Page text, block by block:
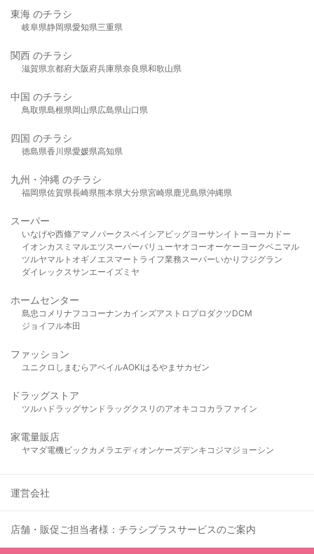
東海 のチラシ
岐阜県静岡県愛知県三重県
関西 のチラシ
滋賀県京都府大阪府兵庫県奈良県和歌山県
中国 のチラシ
鳥取県島根県岡山県広島県山口県
四国 のチラシ
徳島県香川県愛媛県高知県
九州・沖縄 のチラシ
福岡県佐賀県長崎県熊本県大分県宮崎県鹿児島県沖縄県
スーパー
いなげや西條アマノパークスベイシア ビッグヨーサンイトーヨーカドー
イオンカスミ マルエツスーパーバリューヤオコーオーケー ヨークベニマル
ツルヤマルト オギノ エスマート ライフ業務スーパーいかり フジグラン
ダイレックスサンエーイズミヤ
ホームセンター
島忠 コメリ ナフコ コーナンカインズアストロプロダクツDCM
ジョイフル本田
ファッション
ユニクロ しまむら アベイルAOKIはるやま サカゼン
ドラッグストア
ツルハドラッグサンドラッグクスリのアオキ ココカラファイン
家電量販店
ヤマダ電機ビックカメラ エディオンケーズデンキ コジマジョーシン
運営会社
店舗・販促ご担当者様：チラシプラスサービスのご案内